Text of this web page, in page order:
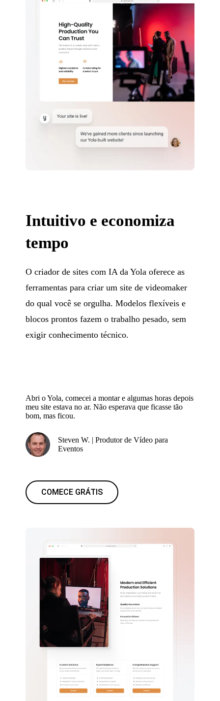
Intuitivo e economiza
tempo
O criador de sites com IA da Yola oferece as
ferramentas para criar um site de videomaker
do qual você se orgulha. Modelos flexíveis e
blocos prontos fazem o trabalho pesado, sem
exigir conhecimento técnico.
Abri o Yola, comecei a montar e algumas horas depois
meu site estava no ar. Não esperava que ficasse tão
bom, mas ficou.
Steven W. | Produtor de Vídeo para
Eventos
COMECE GRÁTIS